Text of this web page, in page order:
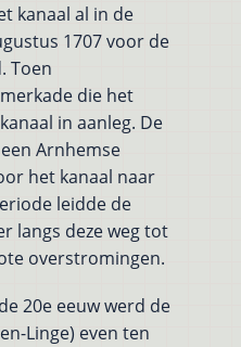
kanaal al in de
1707 voor de
Toen
die het
in aanleg. De
Arnhemse
het kanaal naar
leidde de
langs deze weg tot
overstromingen.
20e eeuw werd de
Linge) even ten